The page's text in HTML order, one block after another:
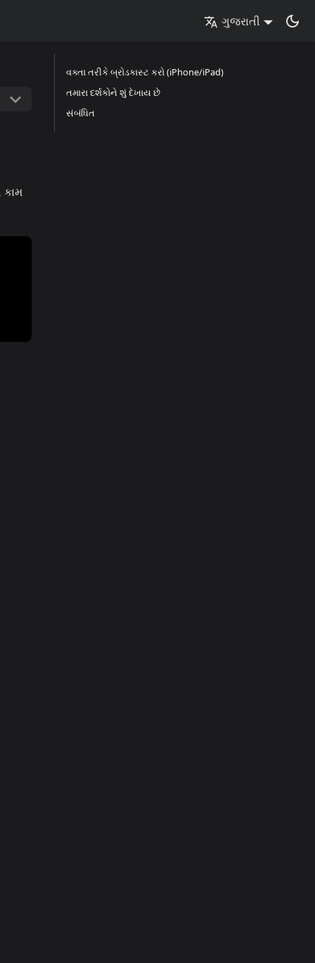
ગુજરાતી
કામ
વક્તા તરીકે બ્રોડકાસ્ટ કરો (iPhone/iPad)
તમારા દર્શકોને શું દેખાય છે
સંબંધિત